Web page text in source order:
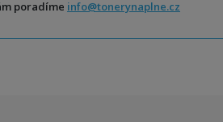
poradíme info@tonerynaplne.cz